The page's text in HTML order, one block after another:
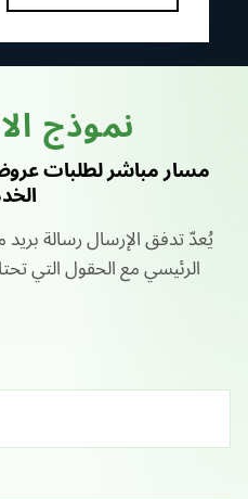
نموذج
مسار مباشر لطلبات
الرئيسي مع الحقول التي